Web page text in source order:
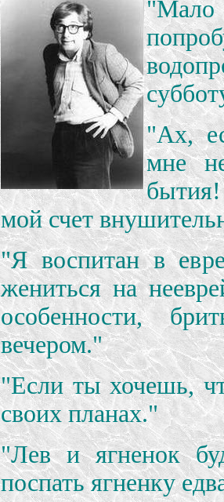
"Мало
"Ах,
мне
мой счет
"Я воспитан в
жениться на
особенности,
вечером."
"Если ты хочешь,
своих планах."
"Лев и ягненок
поспать ягненку